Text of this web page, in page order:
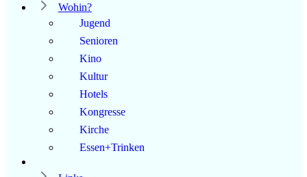
Wohin?
Jugend
Senioren
Kino
Kultur
Hotels
Kongresse
Kirche
Essen+Trinken